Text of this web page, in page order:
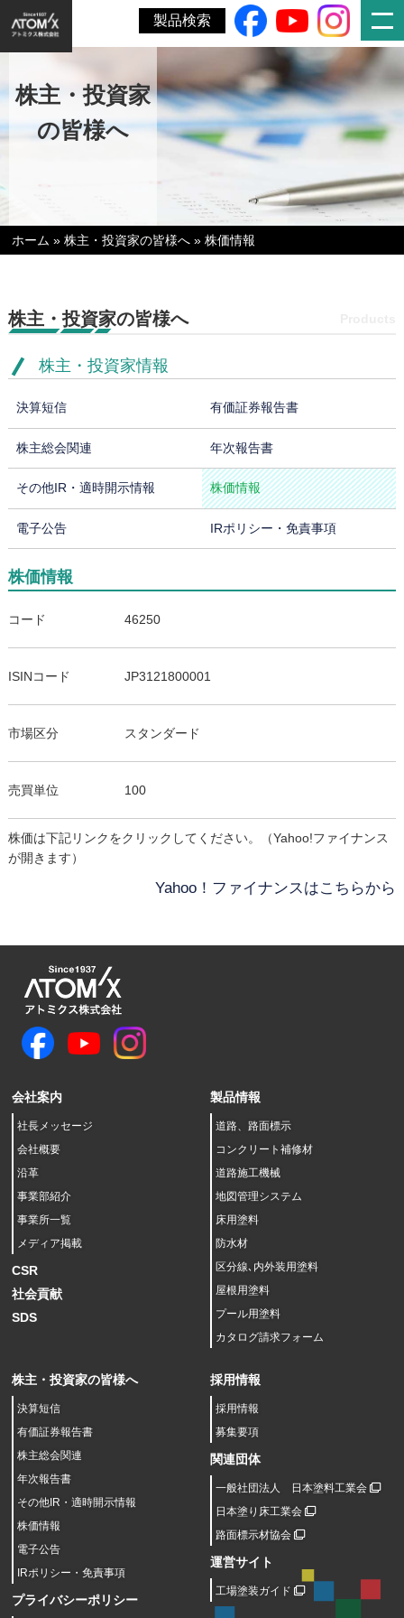
製品検索
株主・投資家
の皆様へ
ホーム »株主・投資家の皆様へ »株価情報
株主・投資家の皆様へ
株主・投資家情報
決算短信 有価証券報告書
株主総会関連 年次報告書
その他IR・適時開示情報 株価情報
電子公告 IRポリシー・免責事項
株価情報
コード 46250
ISINコード JP3121800001
市場区分 スタンダード
売買単位 100
株価は下記リンクをクリックしてください。（Yahoo!ファイナンス
が開きます）
Yahoo！ファイナンスはこちらから
会社案内
社長メッセージ
会社概要
沿革
事業部紹介
事業所一覧
メディア掲載
CSR
社会貢献
SDS
製品情報
道路、路面標示
コンクリート補修材
道路施工機械
地図管理システム
床用塗料
防水材
区分線､内外装用塗料
屋根用塗料
プール用塗料
カタログ請求フォーム
株主・投資家の皆様へ
決算短信
有価証券報告書
株主総会関連
年次報告書
その他IR・適時開示情報
株価情報
電子公告
IRポリシー・免責事項
プライバシーポリシー
採用情報
採用情報
募集要項
関連団体
一般社団法人 日本塗料工業会
日本塗り床工業会
路面標示材協会
運営サイト
工場塗装ガイド